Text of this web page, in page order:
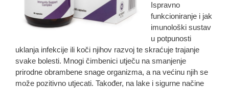
Ispravno
funkcioniranje i jak
imunološki sustav
u potpunosti
uklanja infekcije ili koči njihov razvoj te skraćuje trajanje
svake bolesti. Mnogi čimbenici utječu na smanjenje
prirodne obrambene snage organizma, a na većinu njih se
može pozitivno utjecati. Također, na lake i sigurne načine